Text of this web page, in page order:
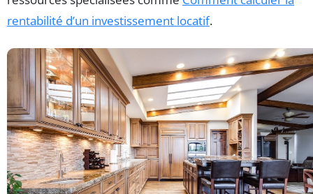
rentabilité d’un investissement locatif.